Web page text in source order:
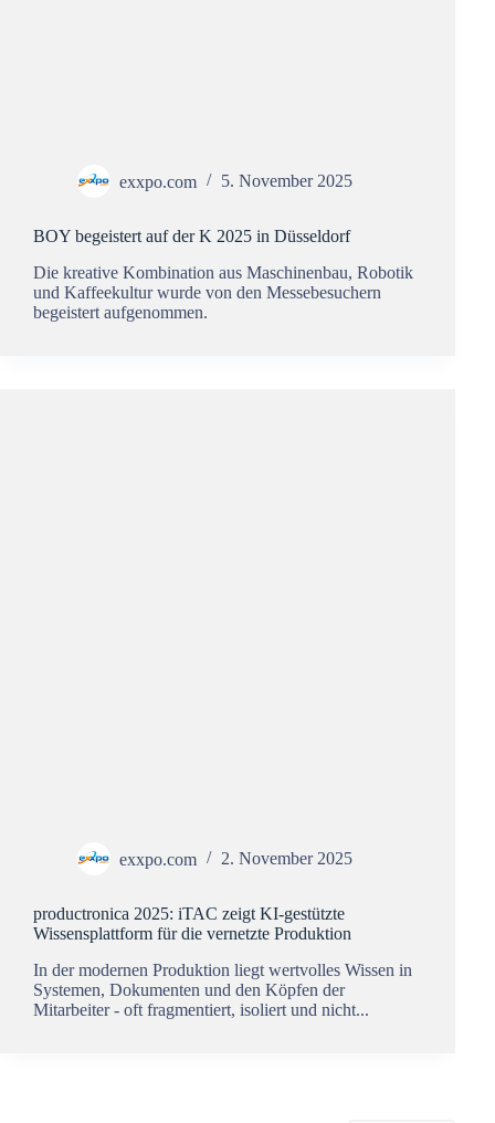
exxpo.com 5. November 2025
BOY begeistert auf der K 2025 in Düsseldorf
Die kreative Kombination aus Maschinenbau, Robotik
und Kaffeekultur wurde von den Messebesuchern
begeistert aufgenommen.
exxpo.com 2. November 2025
productronica 2025: iTAC zeigt KI-gestützte
Wissensplattform für die vernetzte Produktion
In der modernen Produktion liegt wertvolles Wissen in
Systemen, Dokumenten und den Köpfen der
Mitarbeiter - oft fragmentiert, isoliert und nicht...